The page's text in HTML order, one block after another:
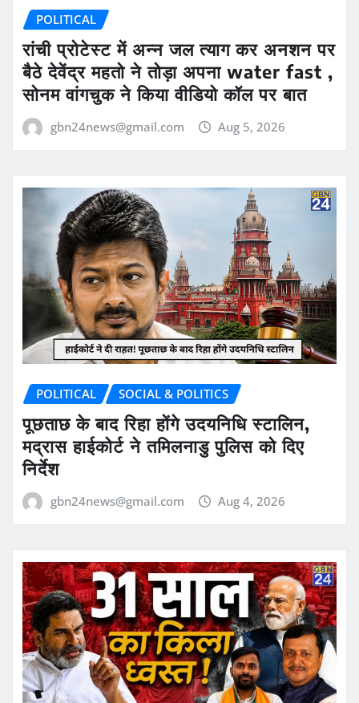
POLITICAL
रांची प्रोटेस्ट में अन्न जल त्याग कर अनशन पर
बैठे देवेंद्र महतो ने तोड़ा अपना water fast ,
सोनम वांगचुक ने किया वीडियो कॉल पर बात
gbn24news@gmail.com Aug 5, 2026
POLITICAL SOCIAL & POLITICS
पूछताछ के बाद रिहा होंगे उदयनिधि स्टालिन,
मद्रास हाईकोर्ट ने तमिलनाडु पुलिस को दिए
निर्देश
gbn24news@gmail.com Aug 4, 2026